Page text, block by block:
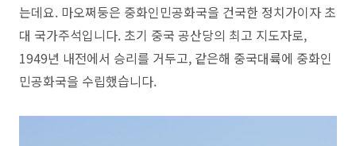
는데요. 마오쩌둥은 중화인민공화국을 건국한 정치가이자 초
대 국가주석입니다. 초기 중국 공산당의 최고 지도자로,
1949년 내전에서 승리를 거두고, 같은해 중국대륙에 중화인
민공화국을 수립했습니다.